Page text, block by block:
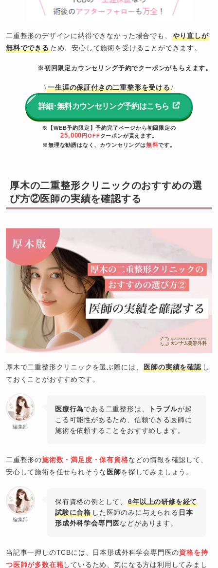
二重整形のデザインに納得できなかった場合でも、
やり直しが
無料でできるため、安心して施術を受けることができます。
※初回限定カウンセリング予約でクーポンがもらえます。
\一生涯の保証付きの二重整形を受ける/
詳細･無料カウンセリング予約はこちら
※【WEB予約限定】予約完了ページから初回限定の
25,000 円OFFクーポンが貰えます。
※無理な勧誘はなく、カウンセリングは無料です。
厚木の二重整形クリニックのおすすめの選
び方②医師の実績を確認する
厚木で二重整形クリニックを選ぶ際には、医師の実績を確認し
ておくことがおすすめです。
編集部
医療行為である二重整形は、 トラブルが起
こる可能性があるため、信頼できる医師に
施術を依頼することをおすすめします。
二重整形の施術数・満足度・保有資格などの情報を確認して、
安心して施術を任せられそうな 医師を探してみましょう。
編集部
保有資格の例として、6年以上の研修を経て
試験に合格 した医師のみに与えられる 日本
形成外科学会専門医などがあります。
当記事一押しのTCBには、日本形成外科学会専門医の資格を持
つ医師が多数在籍しているため、気になる方は利用してみまし